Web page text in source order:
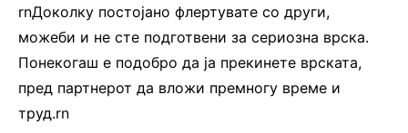
rnДоколку постојано флертувате со други,
можеби и не сте подготвени за сериозна врска.
Понекогаш е подобро да ја прекинете врската,
пред партнерот да вложи премногу време и
труд.rn